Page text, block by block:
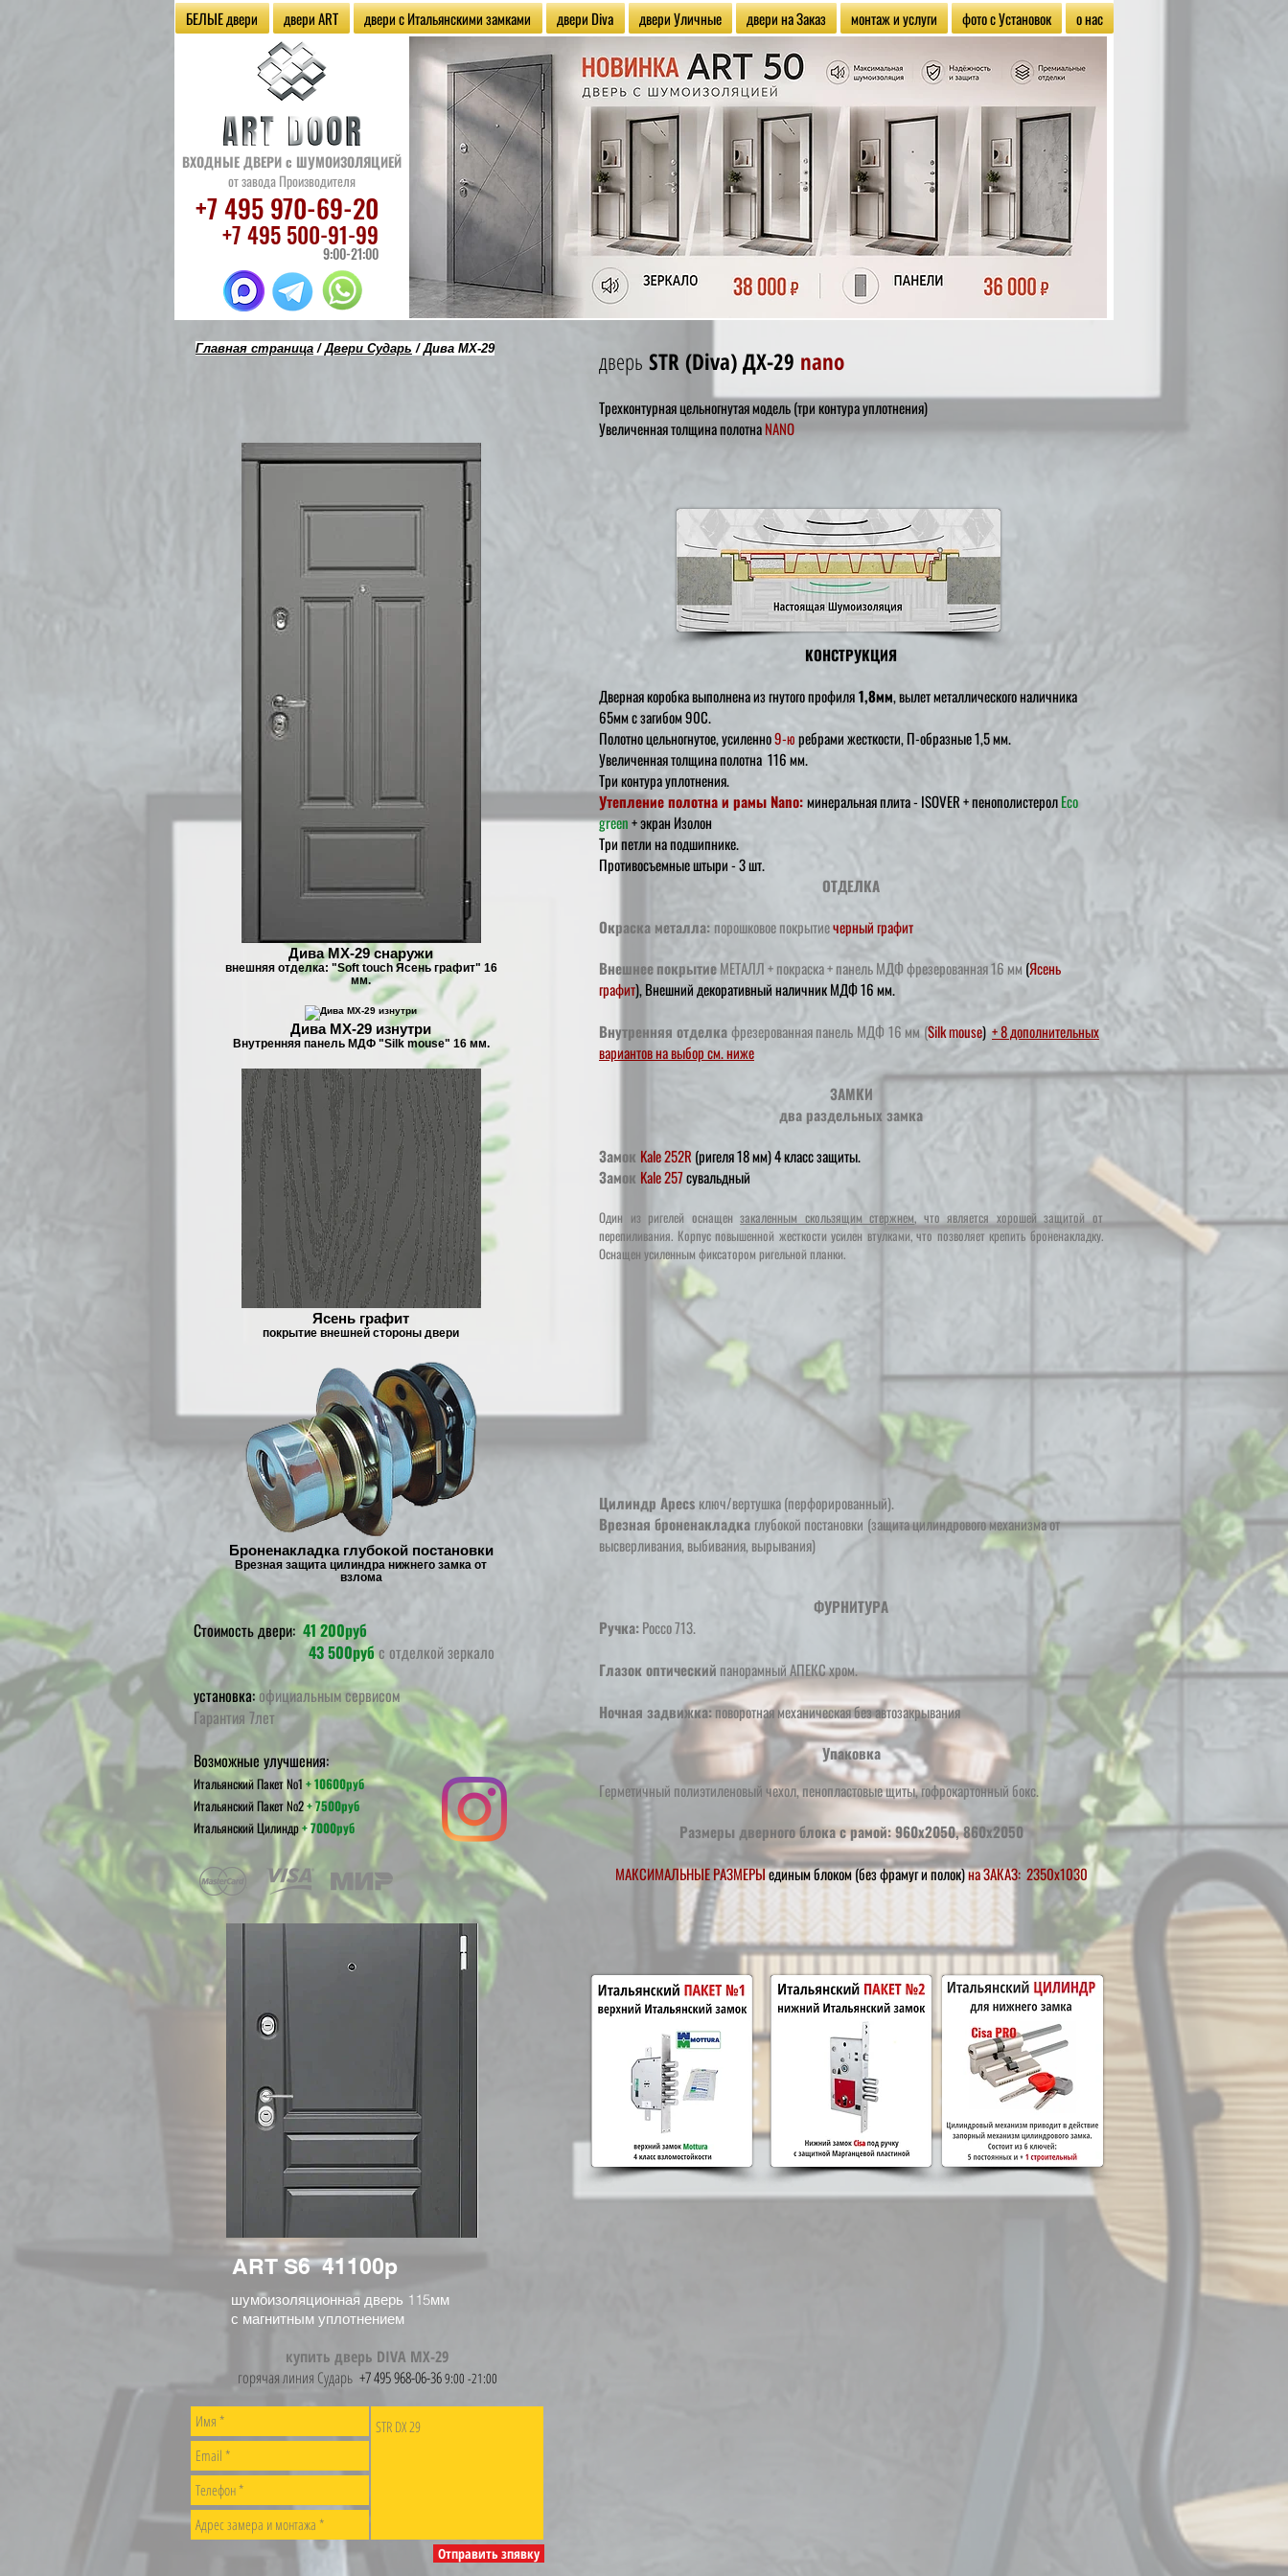
БЕЛЫЕ двери двери ART двери с Итальянскими замками двери Diva двери Уличные двери на Заказ монтаж и услуги фото с Установок о нас
ВХОДНЫЕ ДВЕРИс ШУМОИЗОЛЯЦИЕЙ
от завода Производителя
+7 495 970-69-20
+7 495 500-91-99
9:00-21:00
Главная страница /Двери Сударь / Дива МX-29
Дива МX-29 снаружи
внешняя отделка: "Soft touch Ясень графит" 16
мм.
Дива МX-29 изнутри
Внутренняя панель МДФ "Silk mouse" 16 мм.
Ясень графит
покрытие внешней стороны двери
Броненакладка глубокой постановки
Врезная защита цилиндра нижнего замка от
взлома
Стоимость двери: 41 200руб
43 500рубс отделкой зеркало
установка:официальным сервисом
Гарантия 7лет
Возможные улучшения:
Итальянский Пакет№1 + 10600руб
Итальянский Пакет №2+ 7500руб
Итальянский Цилиндр+ 7000руб
ART S6 41100р
шумоизоляционная дверь 115мм
с магнитным уплотнением
купить дверь DIVA MX-29
горячая линия Сударь +7 495 968-06-369:00 -21:00
Отправить зпявку
дверь STR(Diva) ДX-29 nano
Трехконтурнаяцельногнутая модель(три контура уплотнения)
Увеличенная толщина полотнаNANO
КОНСТРУКЦИЯ
Дверная коробка выполнена из гнутого профиля1,8мм, вылет металлического наличника
65мм с загибом 90С.
Полотно цельногнутое, усиленно9-юребрами жесткости, П-образные 1,5 мм.
Увеличенная толщина полотна 116 мм.
Три контура уплотнения.
Утепление полотна и рамы Nano:минеральная плита - ISOVER+ пенополистеролEco
green+ экран Изолон
Три петли на подшипнике.
Противосъемные штыри - 3 шт.
ОТДЕЛКА
Окраска металла: порошковое покрытиечерный графит
ВнешнеепокрытиеМЕТАЛЛ + покраска + панель МДФ фрезерованная 16 мм (Ясень
графит),Внешний декоративный наличник МДФ 16 мм.
Внутренняя отделкафрезерованная панель МДФ 16 мм (Silk mouse)+ 8 дополнительных
вариантов на выбор см. ниже
ЗАМКИ
два раздельных замка
Замок Kale 252R (ригеля 18 мм) 4 класс защиты.
Замок Kale 257сувальдный
Один из ригелей оснащензакаленным скользящим стержнем, что является хорошей защитой от
перепиливания. Корпус повышенной жесткости усилен втулками, что позволяет крепить броненакладку.
Оснащен усиленным фиксатором ригельной планки.
Цилиндр Apecs ключ/вертушка (перфорированный).
Врезная броненакладка глубокой постановки (защита цилиндрового механизмаот
высверливания, выбивания, вырывания)
ФУРНИТУРА
Ручка:Россо 713.
Глазок оптический панорамный АПЕКС хром.
Ночная задвижка:поворотная механическая без автозакрывания
Упаковка
Герметичный полиэтиленовый чехол, пенопластовые щиты, гофрокартонный бокс.
Размеры дверного блока с рамой: 960х2050, 860х2050
МАКСИМАЛЬНЫЕ РАЗМЕРЫединым блоком (без фрамуг и полок)на ЗАКАЗ: 2350х1030